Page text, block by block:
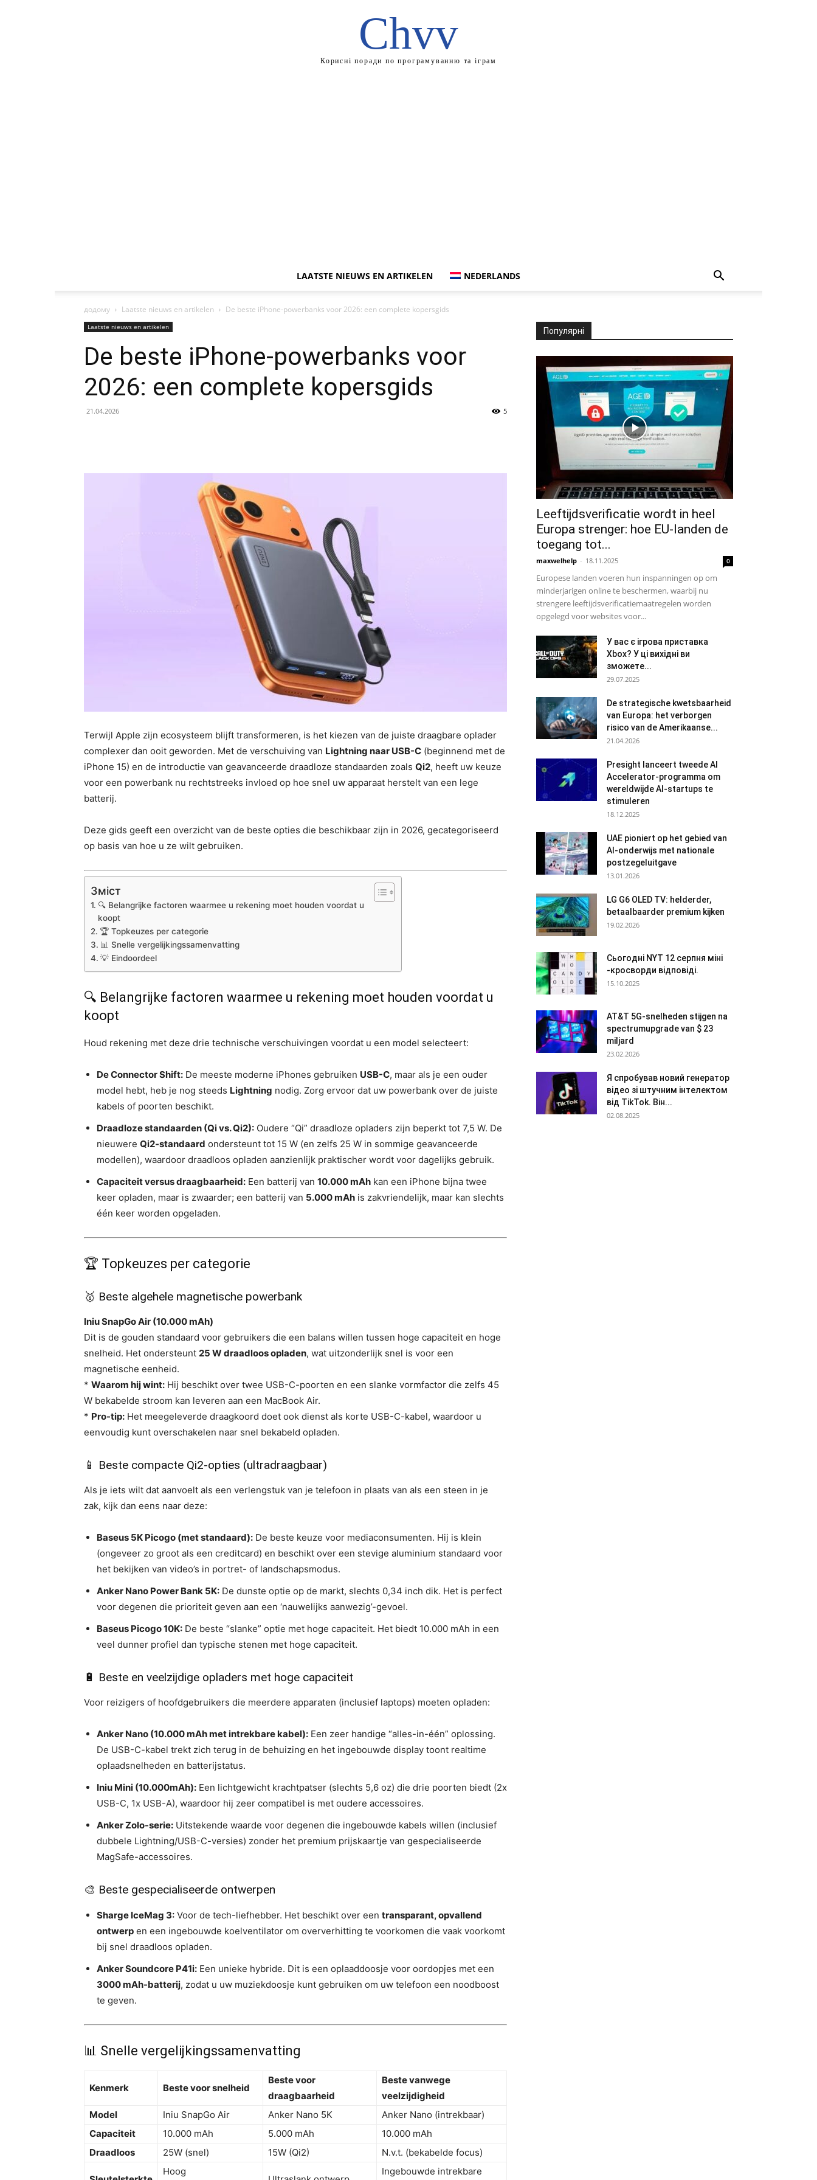
Chvv
Корисні поради по програмуванню та іграм
LAATSTE NIEUWS EN ARTIKELEN NEDERLANDS
додому Laatste nieuws en artikelen De beste iPhone-powerbanks voor 2026: een complete kopersgids
Laatste nieuws en artikelen
De beste iPhone-powerbanks voor
2026: een complete kopersgids
21.04.2026 5
Terwijl Apple zijn ecosysteem blijft transformeren, is het kiezen van de juiste draagbare oplader
complexer dan ooit geworden. Met de verschuiving van Lightning naar USB-C (beginnend met de
iPhone 15) en de introductie van geavanceerde draadloze standaarden zoals Qi2, heeft uw keuze
voor een powerbank nu rechtstreeks invloed op hoe snel uw apparaat herstelt van een lege
batterij.
Deze gids geeft een overzicht van de beste opties die beschikbaar zijn in 2026, gecategoriseerd
op basis van hoe u ze wilt gebruiken.
Зміст
🔍 Belangrijke factoren waarmee u rekening moet houden voordat u
koopt
🏆 Topkeuzes per categorie
📊 Snelle vergelijkingssamenvatting
💡 Eindoordeel
🔍 Belangrijke factoren waarmee u rekening moet houden voordat u
koopt
Houd rekening met deze drie technische verschuivingen voordat u een model selecteert:
De Connector Shift: De meeste moderne iPhones gebruiken USB-C, maar als je een ouder
model hebt, heb je nog steeds Lightning nodig. Zorg ervoor dat uw powerbank over de juiste
kabels of poorten beschikt.
Draadloze standaarden (Qi vs. Qi2): Oudere “Qi” draadloze opladers zijn beperkt tot 7,5 W. De
nieuwere Qi2-standaard ondersteunt tot 15 W (en zelfs 25 W in sommige geavanceerde
modellen), waardoor draadloos opladen aanzienlijk praktischer wordt voor dagelijks gebruik.
Capaciteit versus draagbaarheid: Een batterij van 10.000 mAh kan een iPhone bijna twee
keer opladen, maar is zwaarder; een batterij van 5.000 mAh is zakvriendelijk, maar kan slechts
één keer worden opgeladen.
🏆 Topkeuzes per categorie
🥇 Beste algehele magnetische powerbank
Iniu SnapGo Air (10.000 mAh)
Dit is de gouden standaard voor gebruikers die een balans willen tussen hoge capaciteit en hoge
snelheid. Het ondersteunt 25 W draadloos opladen, wat uitzonderlijk snel is voor een
magnetische eenheid.
* Waarom hij wint: Hij beschikt over twee USB-C-poorten en een slanke vormfactor die zelfs 45
W bekabelde stroom kan leveren aan een MacBook Air.
* Pro-tip: Het meegeleverde draagkoord doet ook dienst als korte USB-C-kabel, waardoor u
eenvoudig kunt overschakelen naar snel bekabeld opladen.
📱 Beste compacte Qi2-opties (ultradraagbaar)
Als je iets wilt dat aanvoelt als een verlengstuk van je telefoon in plaats van als een steen in je
zak, kijk dan eens naar deze:
Baseus 5K Picogo (met standaard): De beste keuze voor mediaconsumenten. Hij is klein
(ongeveer zo groot als een creditcard) en beschikt over een stevige aluminium standaard voor
het bekijken van video’s in portret- of landschapsmodus.
Anker Nano Power Bank 5K: De dunste optie op de markt, slechts 0,34 inch dik. Het is perfect
voor degenen die prioriteit geven aan een ‘nauwelijks aanwezig’-gevoel.
Baseus Picogo 10K: De beste “slanke” optie met hoge capaciteit. Het biedt 10.000 mAh in een
veel dunner profiel dan typische stenen met hoge capaciteit.
🔋 Beste en veelzijdige opladers met hoge capaciteit
Voor reizigers of hoofdgebruikers die meerdere apparaten (inclusief laptops) moeten opladen:
Anker Nano (10.000 mAh met intrekbare kabel): Een zeer handige “alles-in-één” oplossing.
De USB-C-kabel trekt zich terug in de behuizing en het ingebouwde display toont realtime
oplaadsnelheden en batterijstatus.
Iniu Mini (10.000mAh): Een lichtgewicht krachtpatser (slechts 5,6 oz) die drie poorten biedt (2x
USB-C, 1x USB-A), waardoor hij zeer compatibel is met oudere accessoires.
Anker Zolo-serie: Uitstekende waarde voor degenen die ingebouwde kabels willen (inclusief
dubbele Lightning/USB-C-versies) zonder het premium prijskaartje van gespecialiseerde
MagSafe-accessoires.
🎨 Beste gespecialiseerde ontwerpen
Sharge IceMag 3: Voor de tech-liefhebber. Het beschikt over een transparant, opvallend
ontwerp en een ingebouwde koelventilator om oververhitting te voorkomen die vaak voorkomt
bij snel draadloos opladen.
Anker Soundcore P41i: Een unieke hybride. Dit is een oplaaddoosje voor oordopjes met een
3000 mAh-batterij, zodat u uw muziekdoosje kunt gebruiken om uw telefoon een noodboost
te geven.
📊 Snelle vergelijkingssamenvatting
Kenmerk Beste voor snelheid
Beste voor
draagbaarheid
Beste vanwege
veelzijdigheid
Model
Iniu SnapGo Air Anker Nano 5K
Anker Nano (intrekbaar)
Capaciteit
10.000 mAh 5.000 mAh
10.000 mAh
Draadloos
25W (snel) 15W (Qi2) N.v.t. (bekabelde focus)
Hoog Ingebouwde intrekbare
Популярні
Leeftijdsverificatie wordt in heel
Europa strenger: hoe EU-landen de
toegang tot...
maxwelhelp - 18.11.2025 0
Europese landen voeren hun inspanningen op om
minderjarigen online te beschermen, waarbij nu
strengere leeftijdsverificatiemaatregelen worden
opgelegd voor websites voor...
У вас є ігрова приставка
Xbox? У ці вихідні ви
зможете...
29.07.2025
De strategische kwetsbaarheid
van Europa: het verborgen
risico van de Amerikaanse...
21.04.2026
Presight lanceert tweede AI
Accelerator-programma om
wereldwijde AI-startups te
stimuleren
18.12.2025
UAE pioniert op het gebied van
AI-onderwijs met nationale
postzegeluitgave
13.01.2026
LG G6 OLED TV: helderder,
betaalbaarder premium kijken
19.02.2026
Сьогодні NYT 12 серпня міні
-кросворди відповіді.
15.10.2025
AT&T 5G-snelheden stijgen na
spectrumupgrade van $ 23
miljard
23.02.2026
Я спробував новий генератор
відео зі штучним інтелектом
від TikTok. Він...
02.08.2025